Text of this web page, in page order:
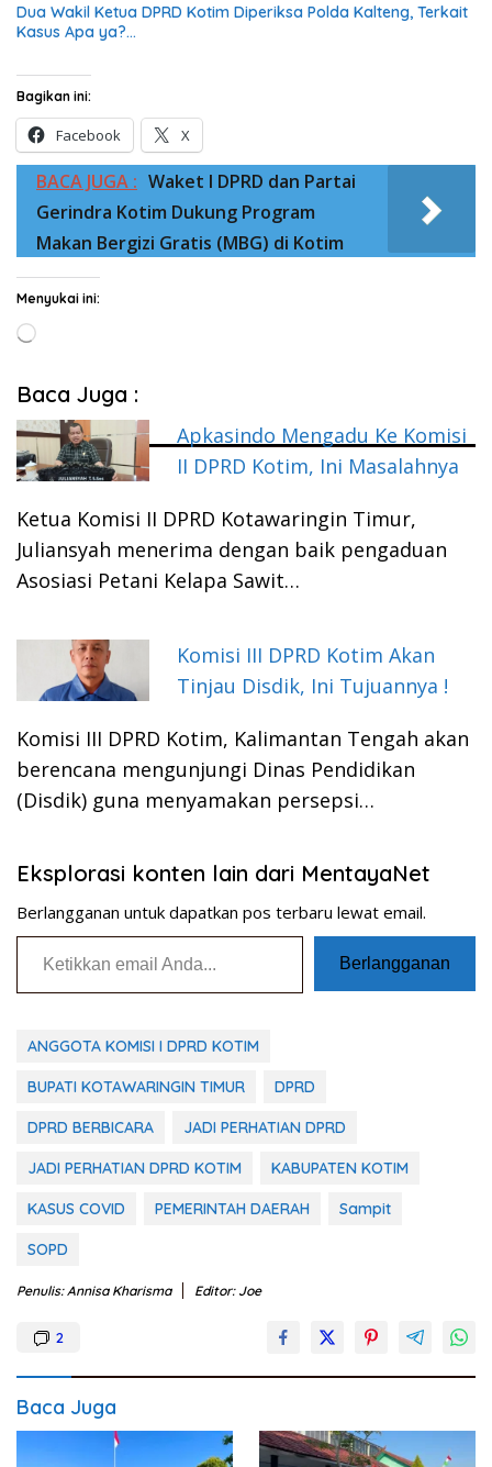
Dua Wakil Ketua DPRD Kotim Diperiksa Polda Kalteng, Terkait
Kasus Apa ya?…
Bagikan ini:
Facebook X
BACA JUGA : Waket I DPRD dan Partai
Gerindra Kotim Dukung Program
Makan Bergizi Gratis (MBG) di Kotim
Menyukai ini:
Memuat...
Baca Juga :
Apkasindo Mengadu Ke Komisi
II DPRD Kotim, Ini Masalahnya
Ketua Komisi II DPRD Kotawaringin Timur,
Juliansyah menerima dengan baik pengaduan
Asosiasi Petani Kelapa Sawit…
Komisi III DPRD Kotim Akan
Tinjau Disdik, Ini Tujuannya !
Komisi III DPRD Kotim, Kalimantan Tengah akan
berencana mengunjungi Dinas Pendidikan
(Disdik) guna menyamakan persepsi…
Eksplorasi konten lain dari MentayaNet
Berlangganan untuk dapatkan pos terbaru lewat email.
Ketikkan email Anda...
Berlangganan
ANGGOTA KOMISI I DPRD KOTIM
BUPATI KOTAWARINGIN TIMUR DPRD
DPRD BERBICARA JADI PERHATIAN DPRD
JADI PERHATIAN DPRD KOTIM KABUPATEN KOTIM
KASUS COVID PEMERINTAH DAERAH Sampit
SOPD
Penulis: Annisa Kharisma Editor: Joe
2
Baca Juga